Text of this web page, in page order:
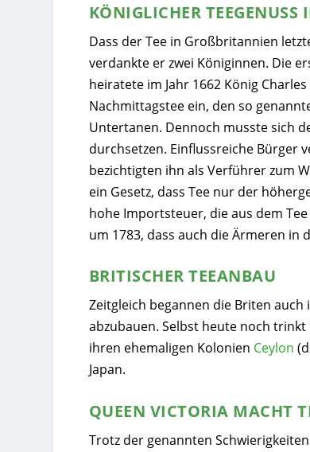
KÖNIGLICHER
Dass der Tee in Großbritannien
verdankte er zwei Königinnen. Die
heiratete im Jahr 1662 König
Nachmittagstee ein, den so
Untertanen. Dennoch musste sich
durchsetzen. Einflussreiche Bürger
bezichtigten ihn als Verführer zum
ein Gesetz, dass Tee nur der
hohe Importsteuer, die aus dem
um 1783, dass auch die Ärmeren in
BRITISCHER TEEANBAU
Zeitgleich begannen die Briten
abzubauen. Selbst heute noch
ihren ehemaligen Kolonien Ceylon
Japan.
QUEEN VICTORIA MACHT
Trotz der genannten